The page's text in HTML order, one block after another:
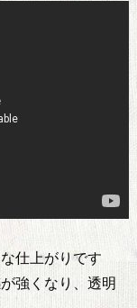
仕上がりです
強くなり、透明